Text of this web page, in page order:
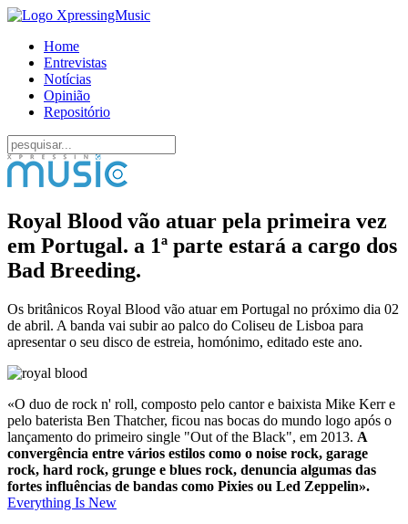
Home
Entrevistas
Notícias
Opinião
Repositório
Royal Blood vão atuar pela primeira vez
em Portugal. a 1ª parte estará a cargo dos
Bad Breeding.
Os britânicos Royal Blood vão atuar em Portugal no próximo dia 02
de abril. A banda vai subir ao palco do Coliseu de Lisboa para
apresentar o seu disco de estreia, homónimo, editado este ano.
«O duo de rock n' roll, composto pelo cantor e baixista Mike Kerr e
pelo baterista Ben Thatcher, ficou nas bocas do mundo logo após o
lançamento do primeiro single "Out of the Black", em 2013. A
convergência entre vários estilos como o noise rock, garage
rock, hard rock, grunge e blues rock, denuncia algumas das
fortes influências de bandas como Pixies ou Led Zeppelin».
Everything Is New